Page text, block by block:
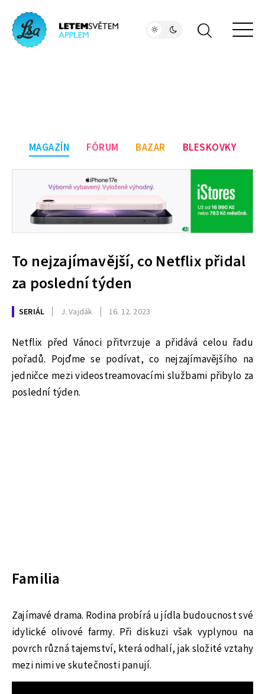
MAGAZÍN FÓRUM BAZAR BLESKOVKY
To nejzajímavější, co Netflix přidal
za poslední týden
SERIÁL J. Vajdák 16. 12. 2023
Netflix před Vánoci přitvrzuje a přidává celou řadu
pořadů. Pojďme se podívat, co nejzajímavějšího na
jedničce mezi videostreamovacími službami přibylo za
poslední týden.
Familia
Zajímavé drama. Rodina probírá u jídla budoucnost své
idylické olivové farmy. Při diskuzi však vyplynou na
povrch různá tajemství, která odhalí, jak složité vztahy
mezi nimi ve skutečnosti panují.